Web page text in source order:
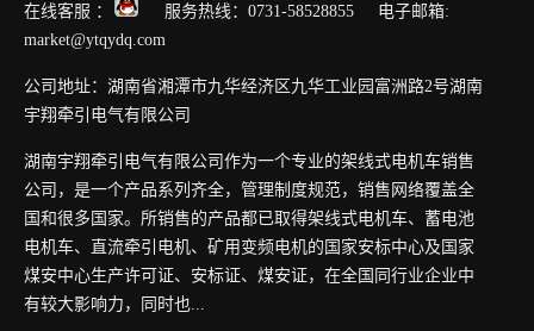
在线客服 ：
服务热线：0731-58528855 电子邮箱:
market@ytqydq.com
公司地址：湖南省湘潭市九华经济区九华工业园富洲路2号湖南
宇翔牵引电气有限公司
湖南宇翔牵引电气有限公司作为一个专业的架线式电机车销售
公司，是一个产品系列齐全，管理制度规范，销售网络覆盖全
国和很多国家。所销售的产品都已取得架线式电机车、蓄电池
电机车、直流牵引电机、矿用变频电机的国家安标中心及国家
煤安中心生产许可证、安标证、煤安证，在全国同行业企业中
有较大影响力，同时也...